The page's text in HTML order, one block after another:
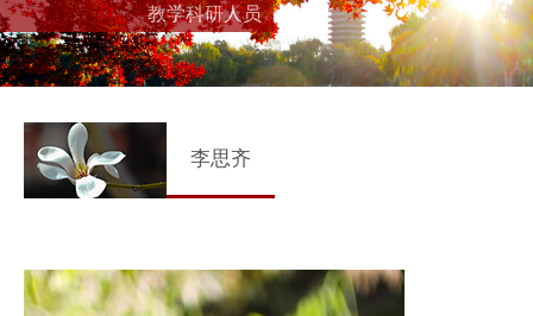
教学科研人员
李思齐